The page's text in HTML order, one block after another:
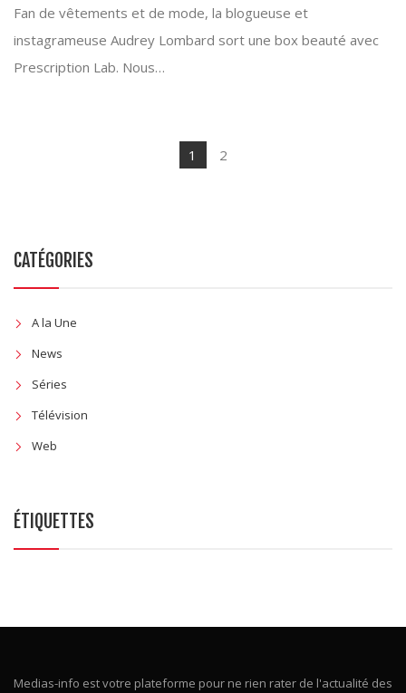
Fan de vêtements et de mode, la blogueuse et
instagrameuse Audrey Lombard sort une box beauté avec
Prescription Lab. Nous…
1 2
CATÉGORIES
A la Une
News
Séries
Télévision
Web
ÉTIQUETTES
Medias-info est votre plateforme pour ne rien rater de l'actualité des